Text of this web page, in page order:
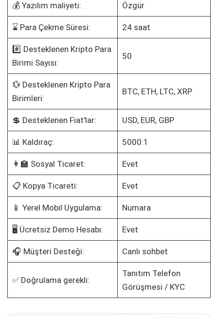
💰 Yazılım maliyeti: Özgür
⌛ Para Çekme Süresi: 24 saat
#️⃣ Desteklenen Kripto Para
Birimi Sayısı:
50
💱 Desteklenen Kripto Para
Birimleri:
BTC, ETH, LTC, XRP
💲 Desteklenen Fiat'lar: USD, EUR, GBP
📊 Kaldıraç: 5000:1
👩‍🏫 Sosyal Ticaret: Evet
📋 Kopya Ticareti: Evet
📱 Yerel Mobil Uygulama: Numara
🖥️ Ücretsiz Demo Hesabı: Evet
🎧 Müşteri Desteği: Canlı sohbet
✅ Doğrulama gerekli:
Tanıtım Telefon
Görüşmesi / KYC